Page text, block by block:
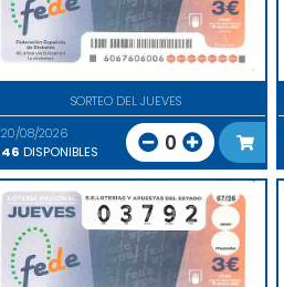
SORTEO DEL JUEVES
20/08/2026
46 DISPONIBLES 0